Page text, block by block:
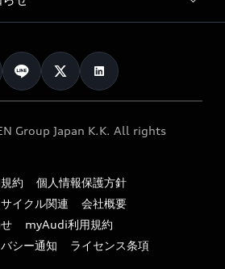
ーン
Group Japan K.K. All rights
約
個人情報保護方針
サイクル関連
会社概要
myAudi利用規約
シー通知
ライセンス条項